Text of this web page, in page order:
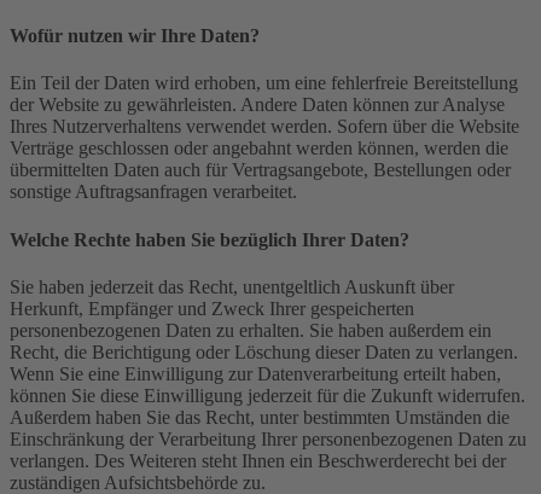
Wofür nutzen wir Ihre Daten?
Ein Teil der Daten wird erhoben, um eine fehlerfreie Bereitstellung
der Website zu gewährleisten. Andere Daten können zur Analyse
Ihres Nutzerverhaltens verwendet werden. Sofern über die Website
Verträge geschlossen oder angebahnt werden können, werden die
übermittelten Daten auch für Vertragsangebote, Bestellungen oder
sonstige Auftragsanfragen verarbeitet.
Welche Rechte haben Sie bezüglich Ihrer Daten?
Sie haben jederzeit das Recht, unentgeltlich Auskunft über
Herkunft, Empfänger und Zweck Ihrer gespeicherten
personenbezogenen Daten zu erhalten. Sie haben außerdem ein
Recht, die Berichtigung oder Löschung dieser Daten zu verlangen.
Wenn Sie eine Einwilligung zur Datenverarbeitung erteilt haben,
können Sie diese Einwilligung jederzeit für die Zukunft widerrufen.
Außerdem haben Sie das Recht, unter bestimmten Umständen die
Einschränkung der Verarbeitung Ihrer personenbezogenen Daten zu
verlangen. Des Weiteren steht Ihnen ein Beschwerderecht bei der
zuständigen Aufsichtsbehörde zu.